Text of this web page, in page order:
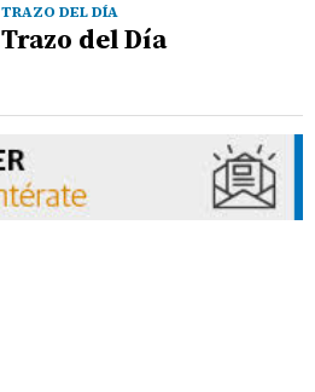
TRAZO DEL DÍA
Trazo del Día